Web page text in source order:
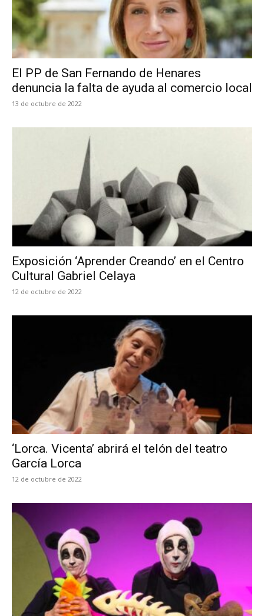
El PP de San Fernando de Henares
denuncia la falta de ayuda al comercio local
13 de octubre de 2022
Exposición ‘Aprender Creando’ en el Centro
Cultural Gabriel Celaya
12 de octubre de 2022
‘Lorca. Vicenta’ abrirá el telón del teatro
García Lorca
12 de octubre de 2022